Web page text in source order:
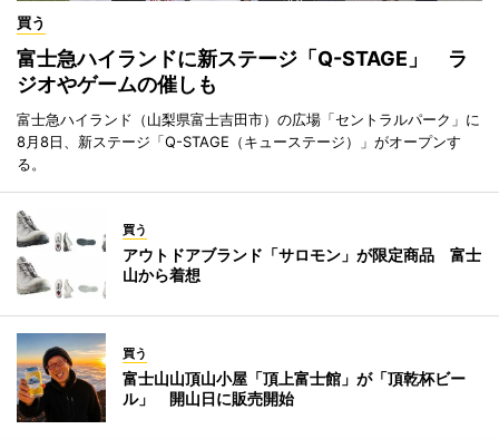
買う
富士急ハイランドに新ステージ「Q-STAGE」 ラ
ジオやゲームの催しも
富士急ハイランド（山梨県富士吉田市）の広場「セントラルパーク」に
8月8日、新ステージ「Q-STAGE（キューステージ）」がオープンす
る。
買う
アウトドアブランド「サロモン」が限定商品 富士
山から着想
買う
富士山山頂山小屋「頂上富士館」が「頂乾杯ビー
ル」 開山日に販売開始